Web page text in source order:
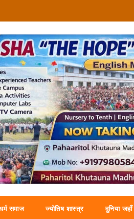
समाज ज्योतिष शास्त्र दुनिया जहाँ